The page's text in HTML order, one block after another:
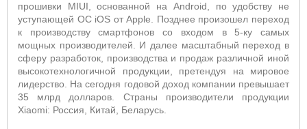
прошивки MIUI, основанной на Android, по удобству не
уступающей ОС iOS отApple. Позднее произошел переход
к производству смартфонов со входом в 5-ку самых
мощных производителей. И далее масштабный переход в
сферу разработок, производства и продаж различной иной
высокотехнологичной продукции, претендуя на мировое
лидерство. На сегодня годовой доход компании превышает
35 млрд долларов. Страны производители продукции
Xiaomi: Россия, Китай, Беларусь.